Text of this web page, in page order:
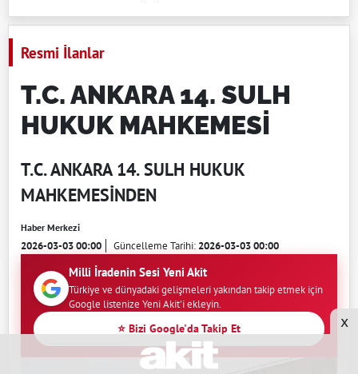
Resmi İlanlar
T.C. ANKARA 14. SULH
HUKUK MAHKEMESİ
T.C. ANKARA 14. SULH HUKUK
MAHKEMESİNDEN
Haber Merkezi
2026-03-03 00:00 Güncelleme Tarihi:2026-03-03 00:00
Milli İradenin Sesi Yeni Akit
Türkiye ve dünyadaki gelişmeleri yakından takip etmek için
Google listenize Yeni Akit'i ekleyin.
⭐ Bizi Google'da Takip Et x